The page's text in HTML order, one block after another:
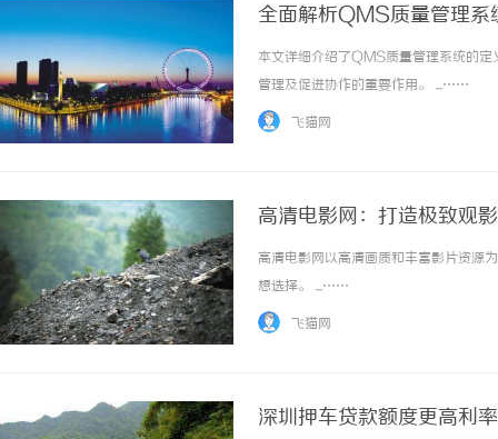
全面解析QMS质量管理系
本文详细介绍了QMS质量管理系统的
管理及促进协作的重要作用。 ...……
飞猫网
高清电影网：打造极致观
高清电影网以高清画质和丰富影片资源
想选择。 ...……
飞猫网
深圳押车贷款额度更高利